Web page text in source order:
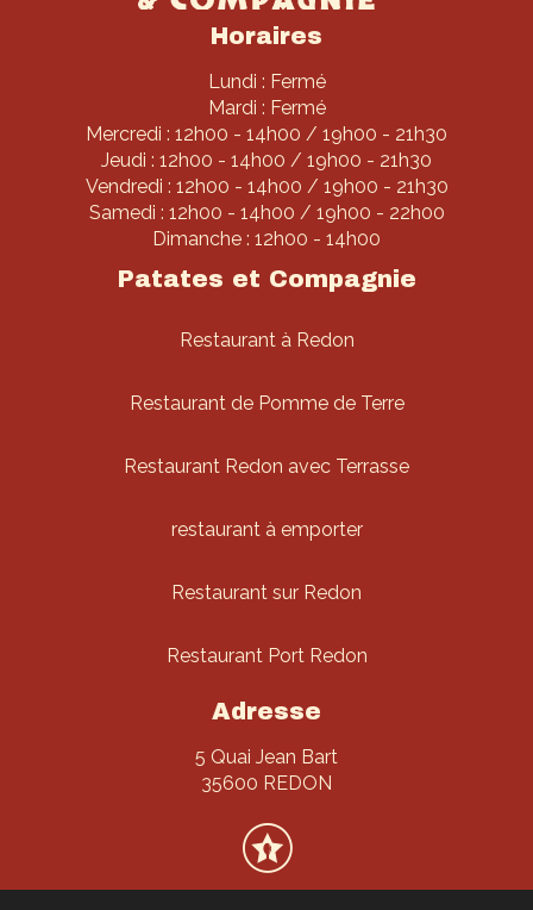
Horaires
Lundi : Fermé
Mardi : Fermé
Mercredi : 12h00 - 14h00 / 19h00 - 21h30
Jeudi : 12h00 - 14h00 / 19h00 - 21h30
Vendredi : 12h00 - 14h00 / 19h00 - 21h30
Samedi : 12h00 - 14h00 / 19h00 - 22h00
Dimanche : 12h00 - 14h00
Patates et Compagnie
Restaurant à Redon
Restaurant de Pomme de Terre
Restaurant Redon avec Terrasse
restaurant à emporter
Restaurant sur Redon
Restaurant Port Redon
Adresse
5 Quai Jean Bart
35600 REDON